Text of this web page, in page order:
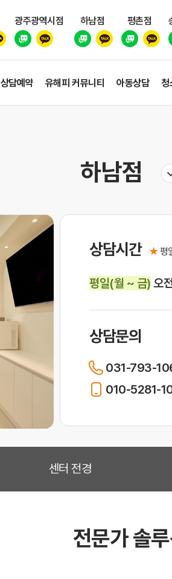
광주광역시점 하남점 평촌점
상담예약 유해피 커뮤니티 아동상담 청
하남점
상담시간 ★평
평일(월 ~ 금) 오
상담문의
031-793-
010-5281-
센터 전경
전문가 솔